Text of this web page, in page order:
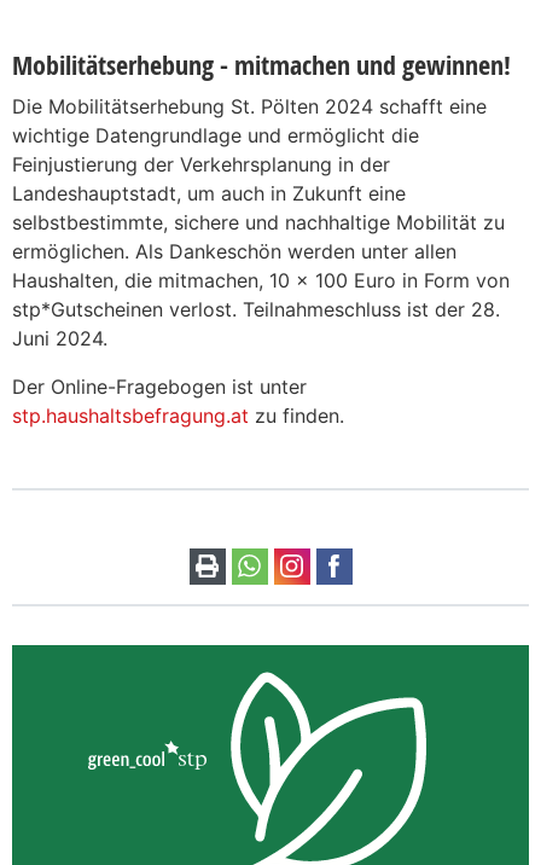
Mobilitätserhebung - mitmachen und gewinnen!
Die Mobilitätserhebung St. Pölten 2024 schafft eine
wichtige Datengrundlage und ermöglicht die
Feinjustierung der Verkehrsplanung in der
Landeshauptstadt, um auch in Zukunft eine
selbstbestimmte, sichere und nachhaltige Mobilität zu
ermöglichen. Als Dankeschön werden unter allen
Haushalten, die mitmachen, 10 x 100 Euro in Form von
stp*Gutscheinen verlost. Teilnahmeschluss ist der 28.
Juni 2024.
Der Online-Fragebogen ist unter
stp.haushaltsbefragung.at zu finden.